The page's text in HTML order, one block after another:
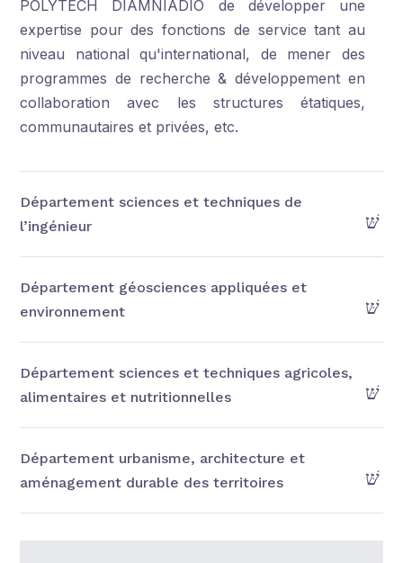
POLYTECH DIAMNIADIO de développer une
expertise pour des fonctions de service tant au
niveau national qu'international, de mener des
programmes de recherche & développement en
collaboration avec les structures étatiques,
communautaires et privées, etc.
Département sciences et techniques de
l’ingénieur
Département géosciences appliquées et
environnement
Département sciences et techniques agricoles,
alimentaires et nutritionnelles
Département urbanisme, architecture et
aménagement durable des territoires